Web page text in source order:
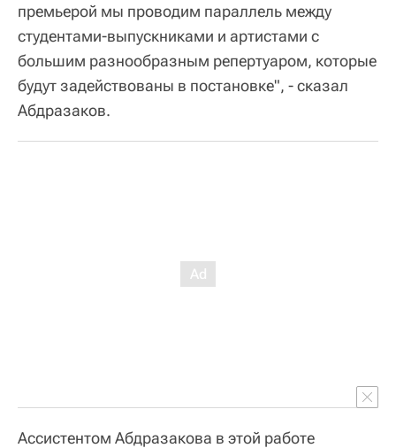
премьерой мы проводим параллель между
студентами-выпускниками и артистами с
большим разнообразным репертуаром, которые
будут задействованы в постановке", - сказал
Абдразаков.
Ассистентом Абдразакова в этой работе